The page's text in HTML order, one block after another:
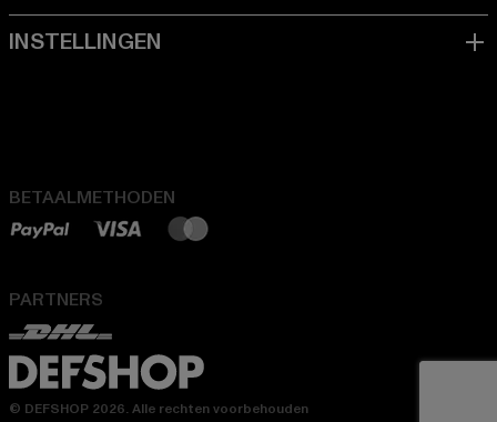
BETAALMETHODEN
PARTNERS
© DEFSHOP 2026. Alle rechten voorbehouden